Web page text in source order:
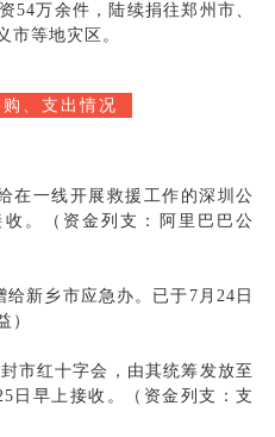
54万余件，陆续捐往郑州市、
市等地灾区。
、支出情况
在一线开展救援工作的深圳公
。（资金列支：阿里巴巴公
新乡市应急办。已于7月24日
）
市红十字会，由其统筹发放至
日早上接收。（资金列支：支